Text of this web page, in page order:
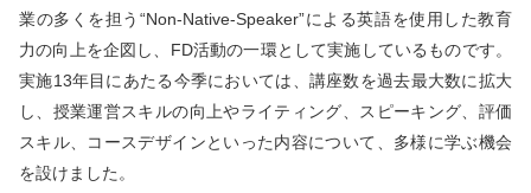
業の多くを担う“Non-Native-Speaker”による英語を使用した教育
力の向上を企図し、FD活動の一環として実施しているものです。
実施13年目にあたる今季においては、講座数を過去最大数に拡大
し、授業運営スキルの向上やライティング、スピーキング、評価
スキル、コースデザインといった内容について、多様に学ぶ機会
を設けました。